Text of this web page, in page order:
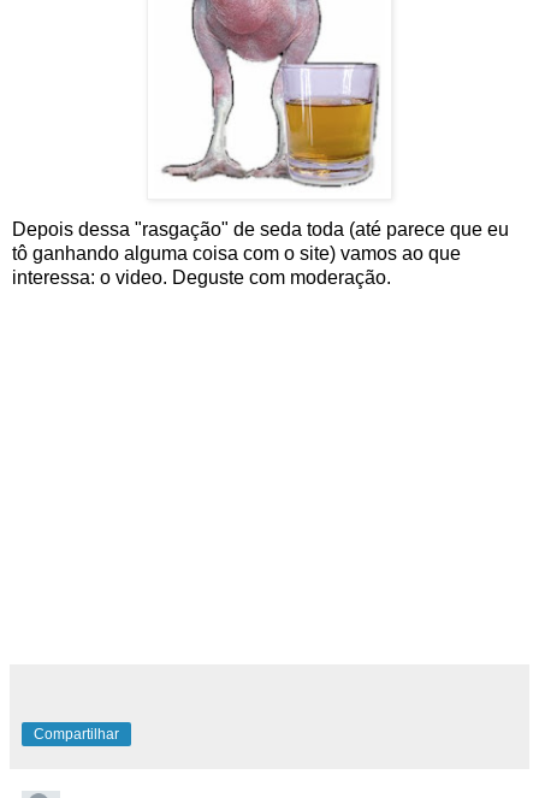
Depois dessa "rasgação" de seda toda (até parece que eu
tô ganhando alguma coisa com o site) vamos ao que
interessa: o video. Deguste com moderação.
Compartilhar